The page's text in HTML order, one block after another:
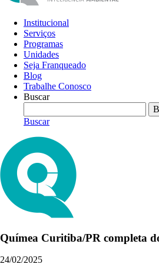
Institucional
Serviços
Programas
Unidades
Seja Franqueado
Blog
Trabalhe Conosco
Buscar
Buscar
Químea Curitiba/PR completa
24/02/2025